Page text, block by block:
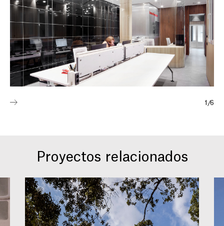
1/6
Proyectos relacionados